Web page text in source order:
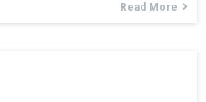
Read More